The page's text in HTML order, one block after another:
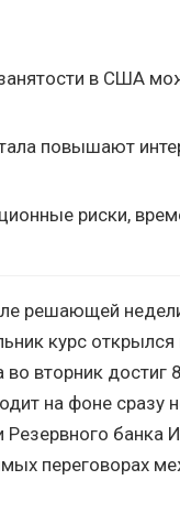
в США
повышают
риски,
решающей
курс открылся
вторник достиг
на фоне сразу
Резервного банка
переговорах